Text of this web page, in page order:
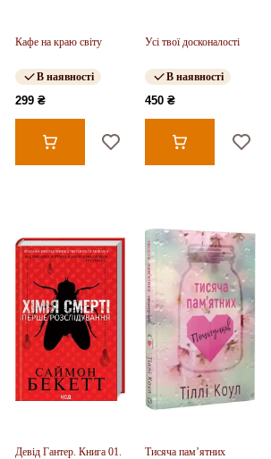
Кафе на краю світу
В наявності
299 ₴
Усі твої досконалості
В наявності
450 ₴
Девід Гантер. Книга 01.
Тисяча пам’ятних